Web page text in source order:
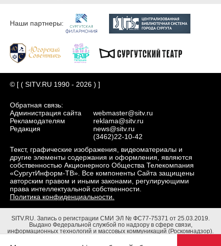
Наши партнеры:
© [ ( SITV.RU 1990 - 2026 ) ]
Обратная связь:
Администрация сайта
Рекламодателям
Редакция
webmaster@sitv.ru
reklama@sitv.ru
news@sitv.ru
(3462)22-10-42
Текст, графические изображения, видеоматериалы и
другие элементы содержания и оформления, являются
собственностью Акционерного Общества Телекомпания
«СургутИнформ-ТВ». Все компоненты Сайта защищены
авторским правом и иными законами, регулирующими
права интеллектуальной собственности.
Политика конфиденциальности.
SITV.RU. Запись о регистрации СМИ ЭЛ № ФС77-75371 от 25.03.2019.
Выдано Федеральной службой по надзору в сфере связи,
информационных технологий и массовых коммуникаций (Роскомнадзор).
Адрес редакции: 628403, Тюменская обл., ХМАО - Югра, г. Сургут, ул.